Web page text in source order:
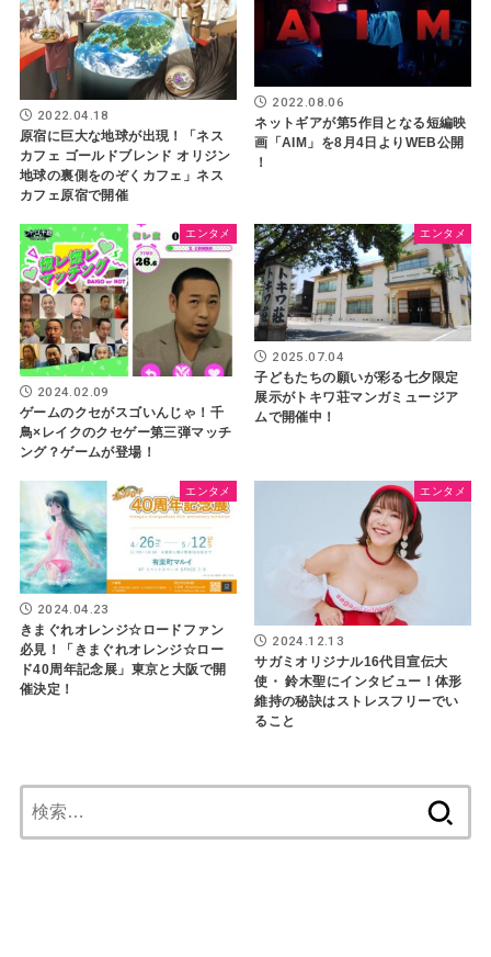
2022.04.18
原宿に巨大な地球が出現！「ネス
カフェ ゴールドブレンド オリジン
地球の裏側をのぞくカフェ」ネス
カフェ原宿で開催
2022.08.06
ネットギアが第5作目となる短編映
画「AIM」を8月4日よりWEB公開
！
エンタメ
2024.02.09
ゲームのクセがスゴいんじゃ！千
鳥×レイクのクセゲー第三弾マッチ
ング？ゲームが登場！
エンタメ
2025.07.04
子どもたちの願いが彩る七夕限定
展示がトキワ荘マンガミュージア
ムで開催中！
エンタメ
2024.04.23
きまぐれオレンジ☆ロードファン
必見！「きまぐれオレンジ☆ロー
ド40周年記念展」東京と大阪で開
催決定！
エンタメ
2024.12.13
サガミオリジナル16代目宣伝大
使・ 鈴木聖にインタビュー！体形
維持の秘訣はストレスフリーでい
ること
索: